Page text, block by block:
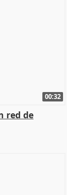
00:32
red de